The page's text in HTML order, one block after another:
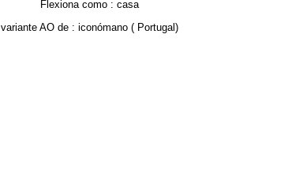
Flexiona como : casa
variante AO de : iconómano( Portugal)